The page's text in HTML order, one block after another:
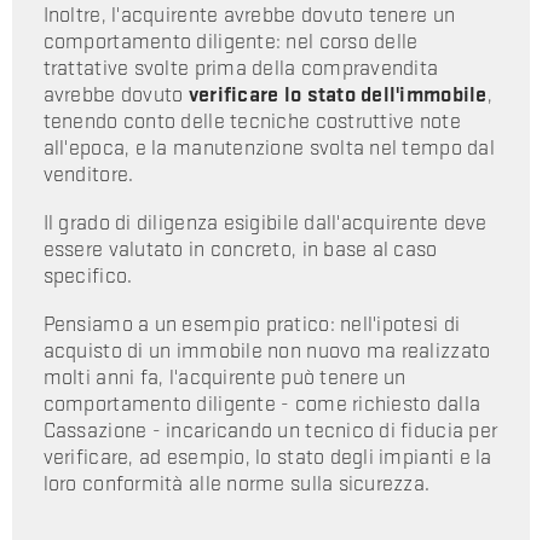
Inoltre, l'acquirente avrebbe dovuto tenere un
comportamento diligente: nel corso delle
trattative svolte prima della compravendita
avrebbe dovuto verificare lo stato dell'immobile,
tenendo conto delle tecniche costruttive note
all'epoca, e la manutenzione svolta nel tempo dal
venditore.
Il grado di diligenza esigibile dall'acquirente deve
essere valutato in concreto, in base al caso
specifico.
Pensiamo a un esempio pratico: nell'ipotesi di
acquisto di un immobile non nuovo ma realizzato
molti anni fa, l'acquirente può tenere un
comportamento diligente - come richiesto dalla
Cassazione - incaricando un tecnico di fiducia per
verificare, ad esempio, lo stato degli impianti e la
loro conformità alle norme sulla sicurezza.